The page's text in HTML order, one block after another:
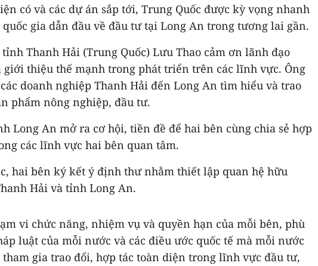
có và các dự án sắp tới, Trung Quốc được kỳ vọng nhanh
gia dẫn đầu về đầu tư tại Long An trong tương lai gần.
Thanh Hải (Trung Quốc) Lưu Thao cảm ơn lãnh đạo
giới thiệu thế mạnh trong phát triển trên các lĩnh vực. Ông
doanh nghiệp Thanh Hải đến Long An tìm hiểu và trao
phẩm nông nghiệp, đầu tư.
Long An mở ra cơ hội, tiền đề để hai bên cùng chia sẻ hợp
các lĩnh vực hai bên quan tâm.
hai bên ký kết ý định thư nhằm thiết lập quan hệ hữu
Hải và tỉnh Long An.
vi chức năng, nhiệm vụ và quyền hạn của mỗi bên, phù
luật của mỗi nước và các điều ước quốc tế mà mỗi nước
gia trao đổi, hợp tác toàn diện trong lĩnh vực đầu tư,